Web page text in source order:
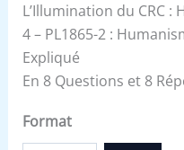
L’Illumination du CRC
4 – PL1865-2 :
Expliqué
En 8 Questions et 8
Format